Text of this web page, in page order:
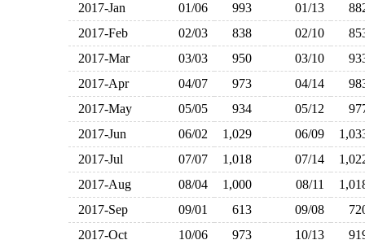
2017-Jan 01/06 993 01/13
2017-Feb
02/03 838 02/10
2017-Mar
03/03 950 03/10
2017-Apr
04/07 973 04/14
2017-May
05/05 934 05/12
2017-Jun
06/02 1,029 06/09
2017-Jul
07/07 1,018 07/14
2017-Aug
08/04 1,000 08/11
2017-Sep
09/01 613 09/08
2017-Oct
10/06 973 10/13